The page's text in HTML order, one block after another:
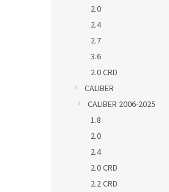
2.0
2.4
2.7
3.6
2.0 CRD
CALIBER
CALIBER 2006-2025
1.8
2.0
2.4
2.0 CRD
2.2 CRD